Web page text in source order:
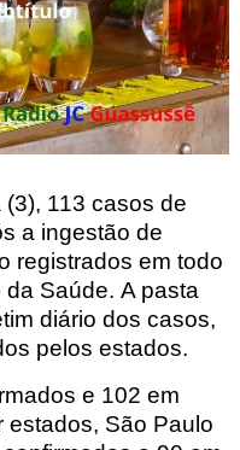
113 casos de
a ingestão de
registrados em todo
da Saúde. A pasta
diário dos casos,
pelos estados.
e 102 em
estados, São Paulo